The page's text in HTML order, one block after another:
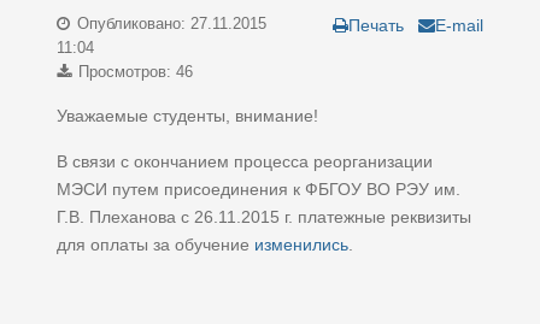
Печать E-mail
Опубликовано: 27.11.2015
11:04
Просмотров: 46
Уважаемые студенты, внимание!
В связи с окончанием процесса реорганизации
МЭСИ путем присоединения к ФБГОУ ВО РЭУ им.
Г.В. Плеханова с 26.11.2015 г. платежные реквизиты
для оплаты за обучение изменились.